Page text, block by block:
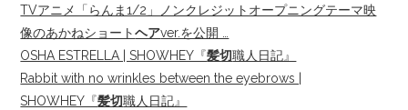
TVアニメ「らんま1/2」ノンクレジットオープニングテーマ映
像のあかねショートヘアver.を公開 …
OSHA ESTRELLA | SHOWHEY『髪切職人日記』
Rabbit with no wrinkles between the eyebrows |
SHOWHEY『髪切職人日記』